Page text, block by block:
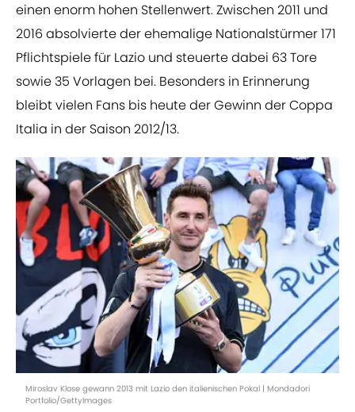
einen enorm hohen Stellenwert. Zwischen 2011 und
2016 absolvierte der ehemalige Nationalstürmer 171
Pflichtspiele für Lazio und steuerte dabei 63 Tore
sowie 35 Vorlagen bei. Besonders in Erinnerung
bleibt vielen Fans bis heute der Gewinn der Coppa
Italia in der Saison 2012/13.
Miroslav Klose gewann 2013 mit Lazio den italienischen Pokal | Mondadori
Portfolio/GettyImages